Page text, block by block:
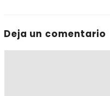
Deja un comentario